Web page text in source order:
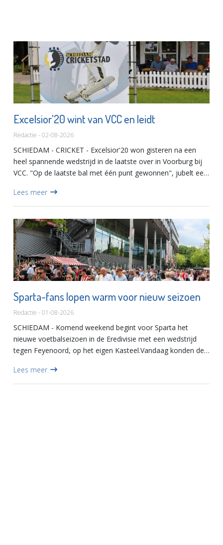
Excelsior'20 wint van VCC en leidt
Redactie - 02-08-2026
SCHIEDAM - CRICKET - Excelsior'20 won gisteren na een
heel spannende wedstrijd in de laatste over in Voorburg bij
VCC. "Op de laatste bal met één punt gewonnen", jubelt een
Lees meer
Sparta-fans lopen warm voor nieuw seizoen
Redactie - 01-08-2026
SCHIEDAM - Komend weekend begint voor Sparta het
nieuwe voetbalseizoen in de Eredivisie met een wedstrijd
tegen Feyenoord, op het eigen Kasteel.Vandaag konden de
van hun f...
Lees meer